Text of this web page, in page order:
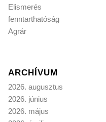
Elismerés
fenntarthatóság
Agrár
ARCHÍVUM
2026. augusztus
2026. június
2026. május